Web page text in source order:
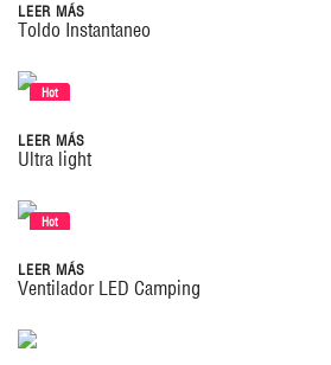
LEER MÁS
Toldo Instantaneo
Hot
LEER MÁS
Ultra light
Hot
LEER MÁS
Ventilador LED Camping